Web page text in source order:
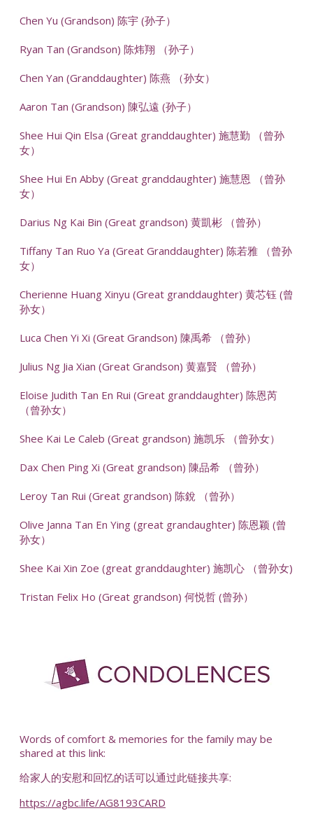
Chen Yu (Grandson) 陈宇 (孙子）
Ryan Tan (Grandson) 陈炜翔 （孙子）
Chen Yan (Granddaughter) 陈燕 （孙女）
Aaron Tan (Grandson) 陳弘遠 (孙子）
Shee Hui Qin Elsa (Great granddaughter) 施慧勤 （曾孙
女）
Shee Hui En Abby (Great granddaughter) 施慧恩 （曾孙
女）
Darius Ng Kai Bin (Great grandson) 黄凱彬 （曾孙）
Tiffany Tan Ruo Ya (Great Granddaughter) 陈若雅 （曾孙
女）
Cherienne Huang Xinyu (Great granddaughter) 黄芯钰 (曾
孙女）
Luca Chen Yi Xi (Great Grandson) 陳禹希 （曾孙）
Julius Ng Jia Xian (Great Grandson) 黄嘉賢 （曾孙）
Eloise Judith Tan En Rui (Great granddaughter) 陈恩芮
（曾孙女）
Shee Kai Le Caleb (Great grandson) 施凯乐 （曾孙女）
Dax Chen Ping Xi (Great grandson) 陳品希 （曾孙）
Leroy Tan Rui (Great grandson) 陈銳 （曾孙）
Olive Janna Tan En Ying (great grandaughter) 陈恩颖 (曾
孙女）
Shee Kai Xin Zoe (great granddaughter) 施凯心 （曾孙女)
Tristan Felix Ho (Great grandson) 何悦哲 (曾孙）
Words of comfort & memories for the family may be
shared at this link:
给家人的安慰和回忆的话可以通过此链接共享:
https://agbc.life/AG8193CARD